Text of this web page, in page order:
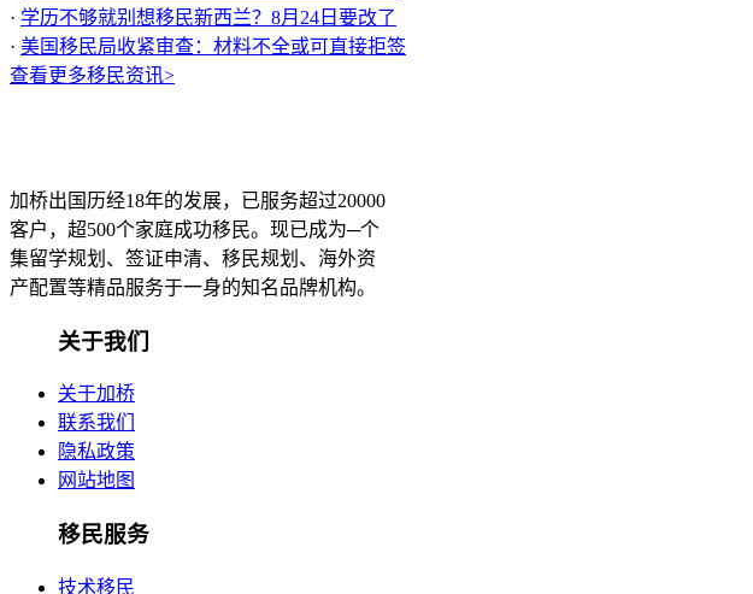
· 学历不够就别想移民新西兰？8月24日要改了
· 美国移民局收紧审查：材料不全或可直接拒签
查看更多移民资讯>
加桥出国历经18年的发展，已服务超过20000
客户，超500个家庭成功移民。现已成为─个
集留学规划、签证申清、移民规划、海外资
产配置等精品服务于一身的知名品牌机构。
关于我们
关于加桥
联系我们
隐私政策
网站地图
移民服务
技术移民